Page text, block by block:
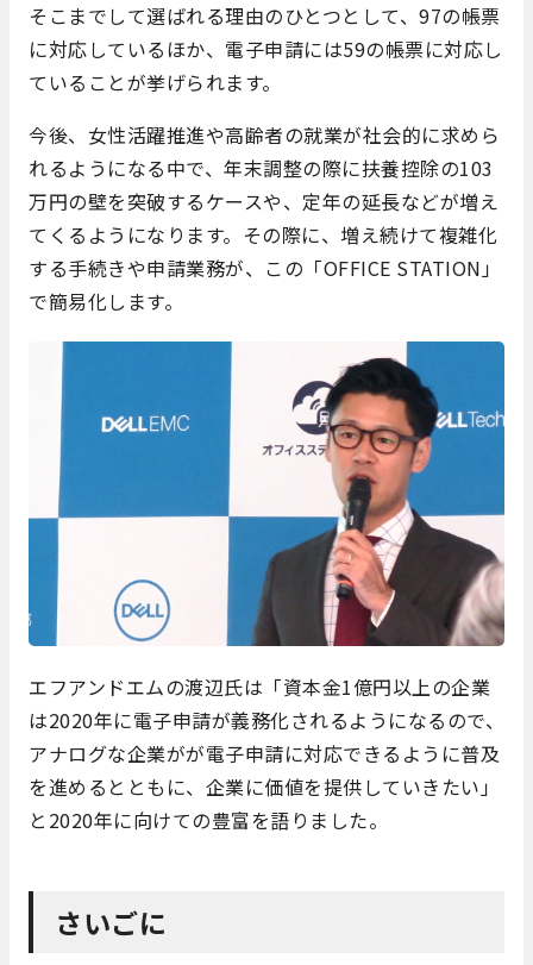
そこまでして選ばれる理由のひとつとして、97の帳票
に対応しているほか、電子申請には59の帳票に対応し
ていることが挙げられます。
今後、女性活躍推進や高齢者の就業が社会的に求めら
れるようになる中で、年末調整の際に扶養控除の103
万円の壁を突破するケースや、定年の延長などが増え
てくるようになります。その際に、増え続けて複雑化
する手続きや申請業務が、この「OFFICE STATION」
で簡易化します。
エフアンドエムの渡辺氏は「資本金1億円以上の企業
は2020年に電子申請が義務化されるようになるので、
アナログな企業がが電子申請に対応できるように普及
を進めるとともに、企業に価値を提供していきたい」
と2020年に向けての豊富を語りました。
さいごに